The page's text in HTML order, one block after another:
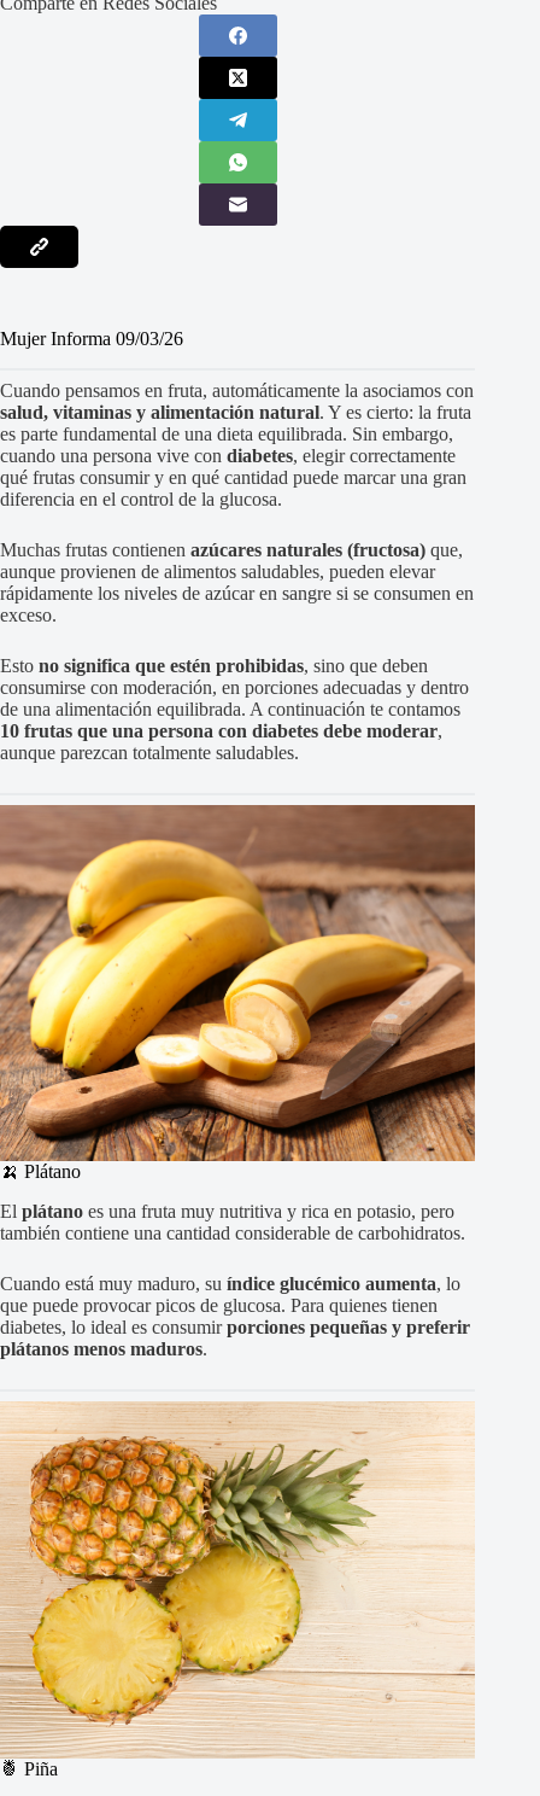
Mujer Informa 09/03/26
Cuando pensamos en fruta, automáticamente la asociamos con
salud, vitaminas y alimentación natural. Y es cierto: la fruta
es parte fundamental de una dieta equilibrada. Sin embargo,
cuando una persona vive con diabetes, elegir correctamente
qué frutas consumir y en qué cantidad puede marcar una gran
diferencia en el control de la glucosa.
Muchas frutas contienen azúcares naturales (fructosa) que,
aunque provienen de alimentos saludables, pueden elevar
rápidamente los niveles de azúcar en sangre si se consumen en
exceso.
Esto no significa que estén prohibidas, sino que deben
consumirse con moderación, en porciones adecuadas y dentro
de una alimentación equilibrada. A continuación te contamos
10 frutas que una persona con diabetes debe moderar,
aunque parezcan totalmente saludables.
🍌 Plátano
El plátano es una fruta muy nutritiva y rica en potasio, pero
también contiene una cantidad considerable de carbohidratos.
Cuando está muy maduro, su índice glucémico aumenta, lo
que puede provocar picos de glucosa. Para quienes tienen
diabetes, lo ideal es consumirporciones pequeñas y preferir
plátanos menos maduros.
🍍 Piña